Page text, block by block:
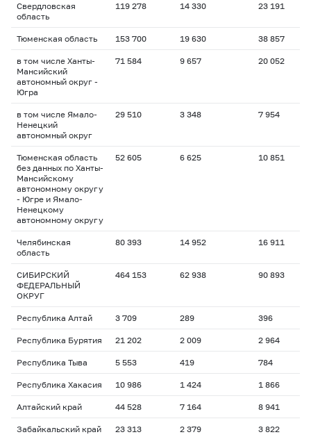
Свердловская
область
119 278 14 330 23 191
Тюменская область 153 700 19 630 38 857
в том числе Ханты-
Мансийский
автономный округ -
Югра
71 584 9 657 20 052
в том числе Ямало-
Ненецкий
автономный округ
29 510 3 348 7 954
Тюменская область
без данных по Ханты-
Мансийскому
автономному округу
- Югре и Ямало-
Ненецкому
автономному округу
52 605 6 625 10 851
Челябинская
область
80 393 14 952 16 911
СИБИРСКИЙ
ФЕДЕРАЛЬНЫЙ
ОКРУГ
464 153 62 938 90 893
Республика Алтай 3 709 289 396
Республика Бурятия 21 202 2 009 2 964
Республика Тыва 5 553 419 784
Республика Хакасия 10 986 1 424 1 866
Алтайский край 44 528 7 164 8 941
Забайкальский край 23 313 2 379 3 822